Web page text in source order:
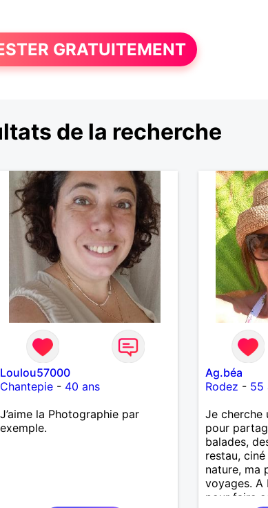
GRATUITEMENT
de la recherche
Loulou57000
Chantepie- 40 ans
J’aime la Photographie par
exemple.
Ag.béa
Rodez - 55
Je cherche
pour
balades,
restau,
nature, ma
voyages.
pour faire